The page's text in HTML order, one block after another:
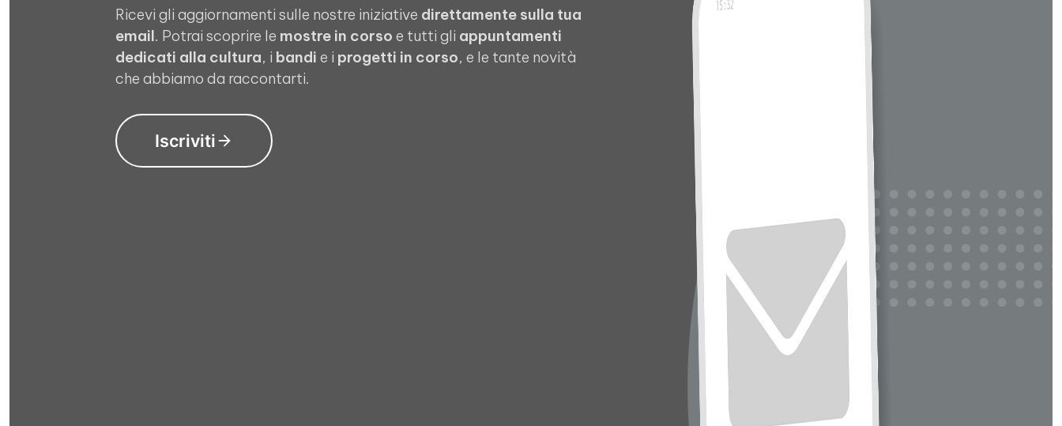
Ricevi gli aggiornamenti sulle nostre iniziative direttamente sulla tua
email. Potrai scoprire le mostre in corso e tutti gli appuntamenti
dedicati alla cultura, i bandi e i progetti in corso, e le tante novità
che abbiamo da raccontarti.
Iscriviti